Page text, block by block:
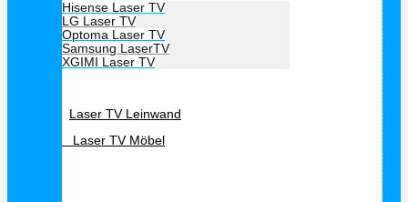
Hisense Laser TV
LG Laser TV
Optoma Laser TV
Samsung LaserTV
XGIMI Laser TV
Laser TV Leinwand
Laser TV Möbel